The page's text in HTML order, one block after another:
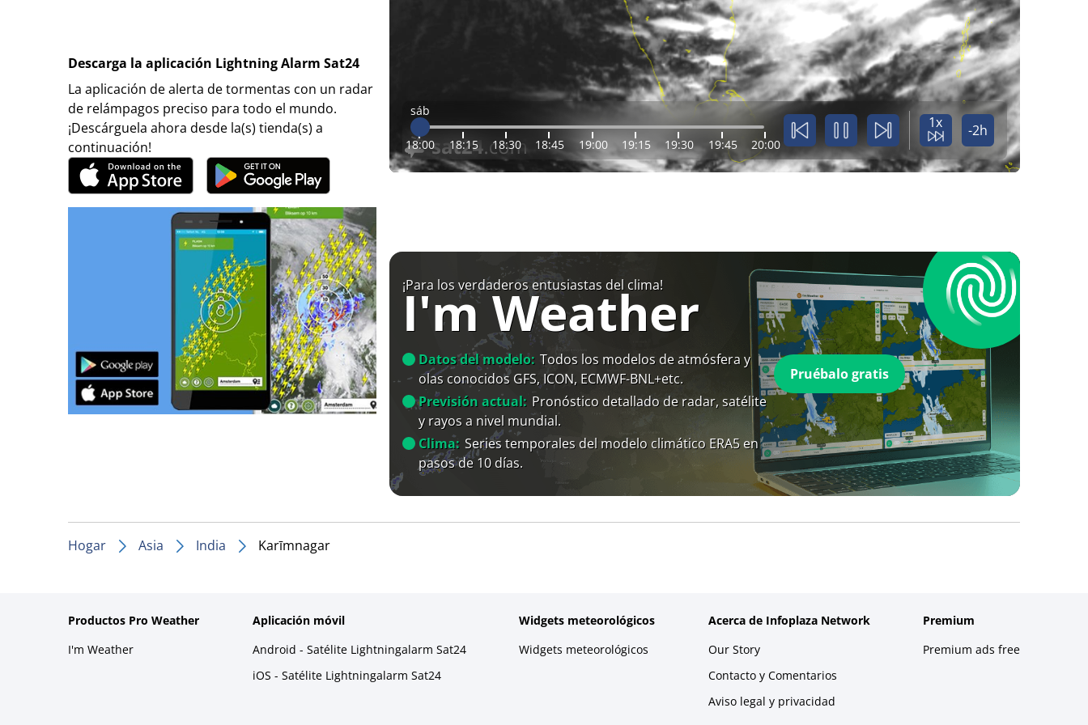
Descarga la aplicación Lightning Alarm Sat24
La aplicación de alerta de tormentas con un radar
de relámpagos preciso para todo el mundo.
¡Descárguela ahora desde la(s) tienda(s) a
continuación!
sáb
18:00 18:15 18:30 18:45 19:00 19:15 19:30 19:45 20:00
1x -2h
¡Para los verdaderos entusiastas del clima!
I'm Weather
Datos del modelo: Todos los modelos de atmósfera y
olas conocidos GFS, ICON, ECMWF-BNL+etc.
Previsión actual: Pronóstico detallado de radar, satélite
y rayos a nivel mundial.
Clima: Series temporales del modelo climático ERA5 en
pasos de 10 días.
Pruébalo gratis
Hogar Asia India Karīmnagar
Productos Pro Weather
I'm Weather
Aplicación móvil
Android - Satélite Lightningalarm Sat24
iOS - Satélite Lightningalarm Sat24
Widgets meteorológicos
Widgets meteorológicos
Acerca de Infoplaza Network
Our Story
Contacto y Comentarios
Aviso legal y privacidad
Premium
Premium ads free